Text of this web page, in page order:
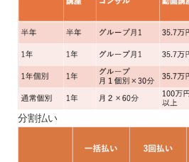
分割払い